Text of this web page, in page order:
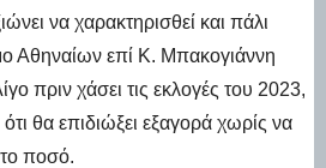
να χαρακτηρισθεί και πάλι
Αθηναίων επί Κ. Μπακογιάννη
πριν χάσει τις εκλογές του 2023,
θα επιδιώξει εξαγορά χωρίς να
ποσό.